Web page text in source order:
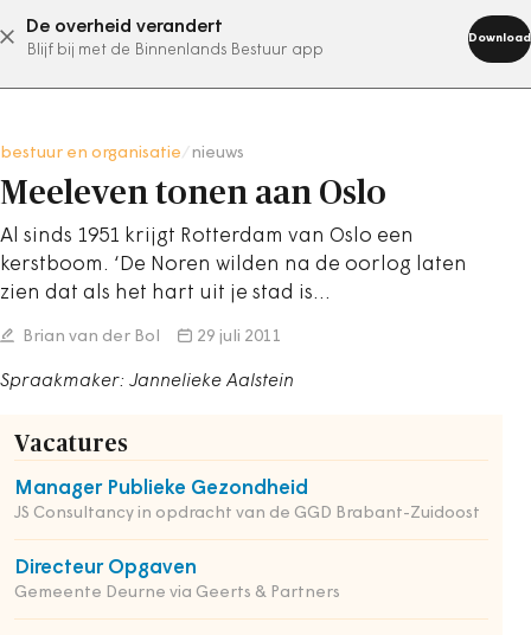
De overheid verandert
Blijf bij met de Binnenlands Bestuur app
Download
abonneer nu
bestuur en organisatie nieuws
Meeleven tonen aan Oslo
Al sinds 1951 krijgt Rotterdam van Oslo een
kerstboom. ‘De Noren wilden na de oorlog laten
zien dat als het hart uit je stad is…
Brian van der Bol 29 juli 2011
Spraakmaker: Jannelieke Aalstein
Vacatures
Manager Publieke Gezondheid
JS Consultancy in opdracht van de GGD Brabant-Zuidoost
Directeur Opgaven
Gemeente Deurne via Geerts & Partners